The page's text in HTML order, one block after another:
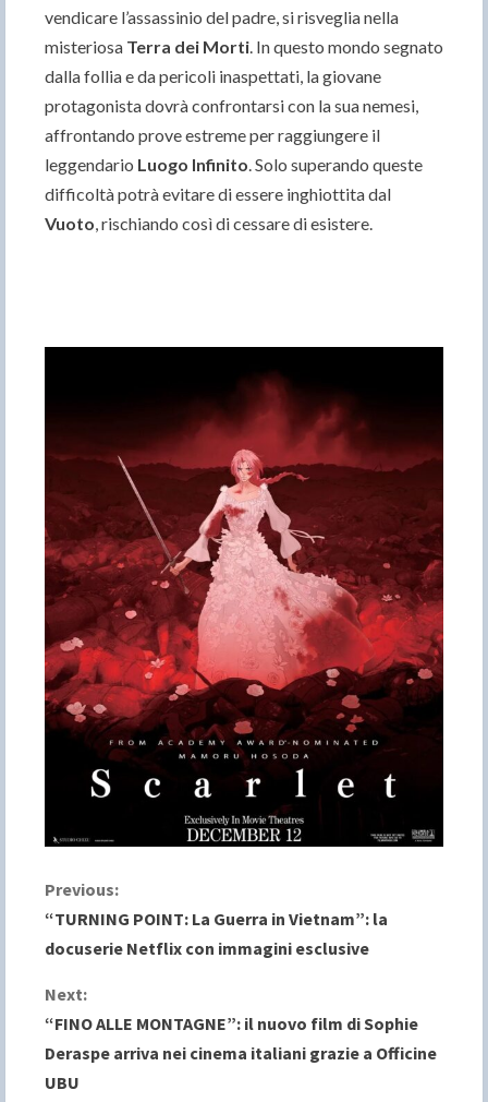
vendicare l’assassinio del padre, si risveglia nella
misteriosa Terra dei Morti. In questo mondo segnato
dalla follia e da pericoli inaspettati, la giovane
protagonista dovrà confrontarsi con la sua nemesi,
affrontando prove estreme per raggiungere il
leggendario Luogo Infinito. Solo superando queste
difficoltà potrà evitare di essere inghiottita dal
Vuoto, rischiando così di cessare di esistere.
C
o
n
t
i
Previous:
“TURNING POINT: La Guerra in Vietnam”: la
docuserie Netflix con immagini esclusive
Next:
“FINO ALLE MONTAGNE”: il nuovo film di Sophie
Deraspe arriva nei cinema italiani grazie a Officine
UBU